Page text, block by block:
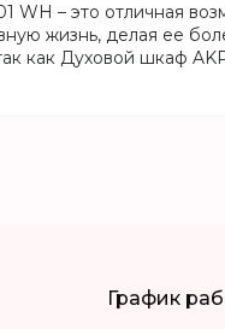
– это отличная
жизнь, делая ее
как Духовой шкаф
График